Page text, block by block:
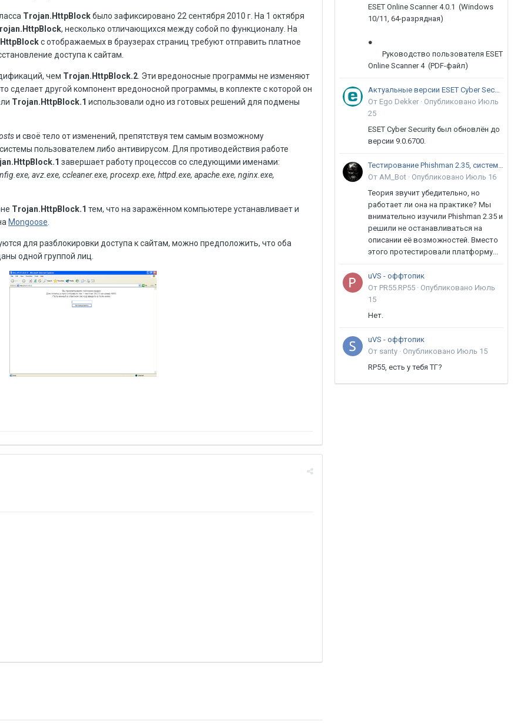
Trojan.HttpBlockбыло зафиксировано 22 сентября 2010 г. На 1 октября
, несколько отличающихся между собой по функционалу. На
с отображаемых в браузерах страниц требуют отправить платное
доступа к сайтам.
чем Trojan.HttpBlock.2 . Эти вредоносные программы не изменяют
сделает другой компонент вредоносной программы, в коплекте с которой он
Trojan.HttpBlock.1 использовали одно из готовых решений для подмены
и своё тело от изменений, препятствуя тем самым возможному
пользователем либо антивирусом. Для противодействия работе
завершает работу процессов со следующими именами:
avz.exe, ccleaner.exe, procexp.exe, httpd.exe, apache.exe, nginx.exe,
Trojan.HttpBlock.1 тем, что на заражённом компьютере устанавливает и
Mongoose
для разблокировки доступа к сайтам, можно предположить, что оба
одной группой лиц.
ESET Online Scanner 4.0.1 (Windows
10/11, 64-разрядная)
●
Руководство пользователя ESET
Online Scanner 4 (PDF-файл)
Актуальные версии ESET Cyber Security 9
От Ego Dekker · Опубликовано Июль
25
ESET Cyber Security был обновлён до
версии 9.0.6700.
Тестирование Phishman 2.35, системы повышения осведомлённости пользователей в сфере ИБ
От AM_Bot · Опубликовано Июль 16
Теория звучит убедительно, но
работает ли она на практике? Мы
внимательно изучили Phishman 2.35 и
решили не останавливаться на
описании её возможностей. Вместо
этого протестировали платформу...
uVS - оффтопик
От PR55.RP55 · Опубликовано Июль
15
Нет.
uVS - оффтопик
От santy · Опубликовано Июль 15
RP55, есть у тебя ТГ?